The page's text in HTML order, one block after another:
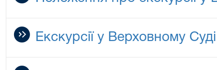
Екскурсії у Верховному Суді